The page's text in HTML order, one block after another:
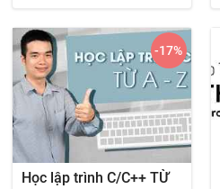
Học lập trình C/C++ TỪ
-17%